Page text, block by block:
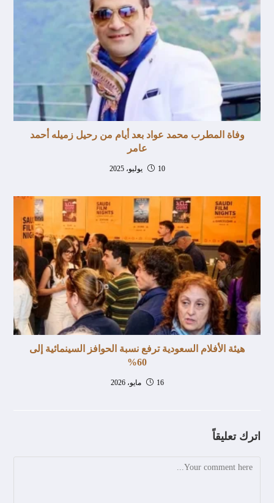
وفاة المطرب محمد عواد بعد أيام من رحيل زميله أحمد
عامر
10 يوليو، 2025
هيئة الأفلام السعودية ترفع نسبة الحوافز السينمائية إلى
60%
16 مايو، 2026
اترك تعليقاً